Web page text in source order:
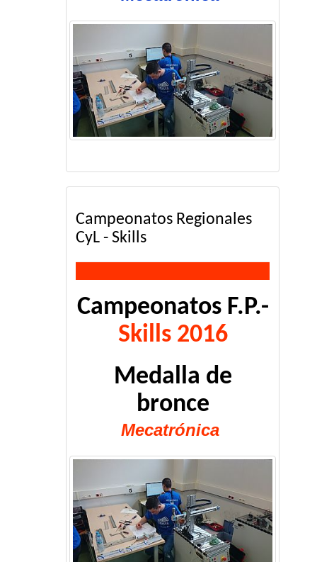
Campeonatos Regionales
CyL - Skills
Campeonatos F.P.-
Skills 2016
Medalla de
bronce
Mecatrónica